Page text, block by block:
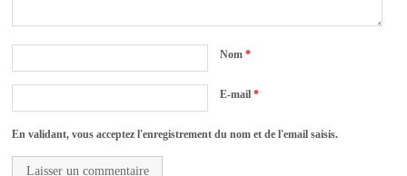
Nom*
E-mail*
En validant, vous acceptez l'enregistrement du nom et de l'email saisis.